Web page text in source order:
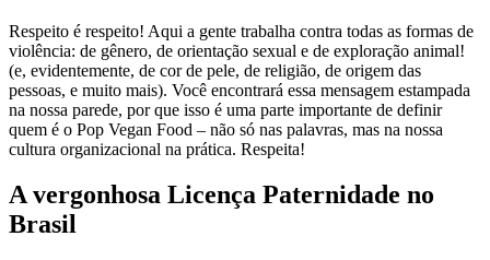
Respeito é respeito! Aqui a gente trabalha contra todas as formas de
violência: de gênero, de orientação sexual e de exploração animal!
(e, evidentemente, de cor de pele, de religião, de origem das
pessoas, e muito mais). Você encontrará essa mensagem estampada
na nossa parede, por que isso é uma parte importante de definir
quem é o Pop Vegan Food – não só nas palavras, mas na nossa
cultura organizacional na prática. Respeita!
A vergonhosa Licença Paternidade no
Brasil